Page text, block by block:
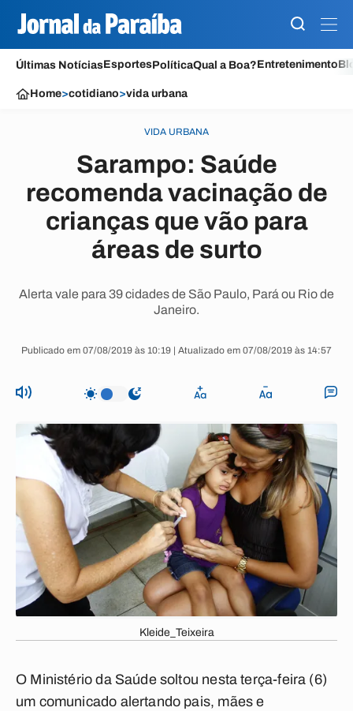
Últimas NotíciasEsportesPolíticaQual a Boa?Entretenimento
Home>cotidiano>vida urbana
VIDA URBANA
Sarampo: Saúde
recomenda vacinação de
crianças que vão para
áreas de surto
Alerta vale para 39 cidades de São Paulo, Pará ou Rio de
Janeiro.
Publicado em 07/08/2019 às 10:19 | Atualizado em 07/08/2019 às 14:57
Kleide_Teixeira
O Ministério da Saúde soltou nesta terça-feira (6)
um comunicado alertando pais, mães e